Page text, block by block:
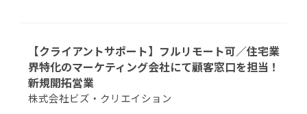
【クライアントサポート】フルリモート可／住宅業
界特化のマーケティング会社にて顧客窓口を担当！
新規開拓営業
株式会社ビズ・クリエイション